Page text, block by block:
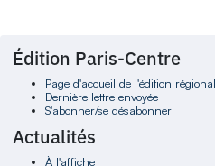
Édition Paris-Centre
Page d'accueil de l'édition
Dernière lettre envoyée
S'abonner/se désabonner
Actualités
À l'affiche